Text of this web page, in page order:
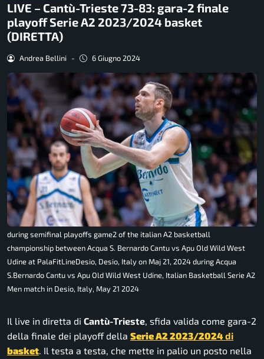
LIVE – Cantù-Trieste 73-83: gara-2 finale
playoff Serie A2 2023/2024 basket
(DIRETTA)
Andrea Bellini - 6 Giugno 2024
during semifinal playoffs game2 of the italian A2 basketball
championship between Acqua S. Bernardo Cantu vs Apu Old Wild West
Udine at PalaFitLineDesio, Desio, Italy on Maj 21, 2024 during Acqua
S.Bernardo Cantu vs Apu Old Wild West Udine, Italian Basketball Serie A2
Men match in Desio, Italy, May 21 2024
Il live in diretta di Cantù-Trieste, sfida valida come gara-2
della finale dei playoff della Serie A2 2023/2024di
basket. Il testa a testa, che mette in palio un posto nella